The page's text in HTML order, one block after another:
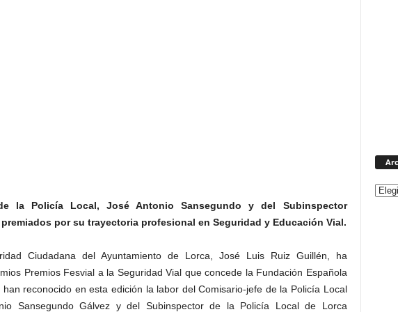
la Policía Local, José Antonio Sansegundo y del Subinspector
por su trayectoria profesional en Seguridad y Educación Vial.
Ciudadana del Ayuntamiento de Lorca, José Luis Ruiz Guillén, ha
Premios Fesvial a la Seguridad Vial que concede la Fundación Española
han reconocido en esta edición la labor del Comisario-jefe de la Policía Local
Sansegundo Gálvez y del Subinspector de la Policía Local de Lorca